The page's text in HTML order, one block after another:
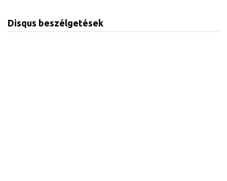
Disqus beszélgetések